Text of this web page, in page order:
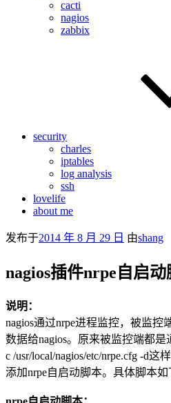
cacti
nagios
zabbix
security
charles
iptables
log analysis
ssh
lovelife
about me
发布于2014 年 8 月 29 日 由shang
nagios插件nrpe自启动
说明：
nagios通过nrpe进程监控，被监控
数据给nagios。原来被监控端都是
c /usr/local/nagios/etc/nrpe.cfg -d
添加nrpe自启动脚本。具体脚本如